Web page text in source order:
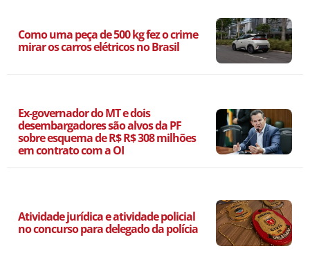
Como uma peça de 500 kg fez o crime
mirar os carros elétricos no Brasil
Ex-governador do MT e dois
desembargadores são alvos da PF
sobre esquema de R$ R$ 308 milhões
em contrato com a OI
Atividade jurídica e atividade policial
no concurso para delegado da polícia